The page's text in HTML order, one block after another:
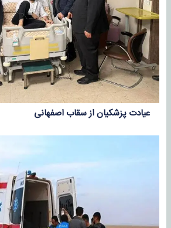
عیادت پزشکیان از سقاب اصفهانی